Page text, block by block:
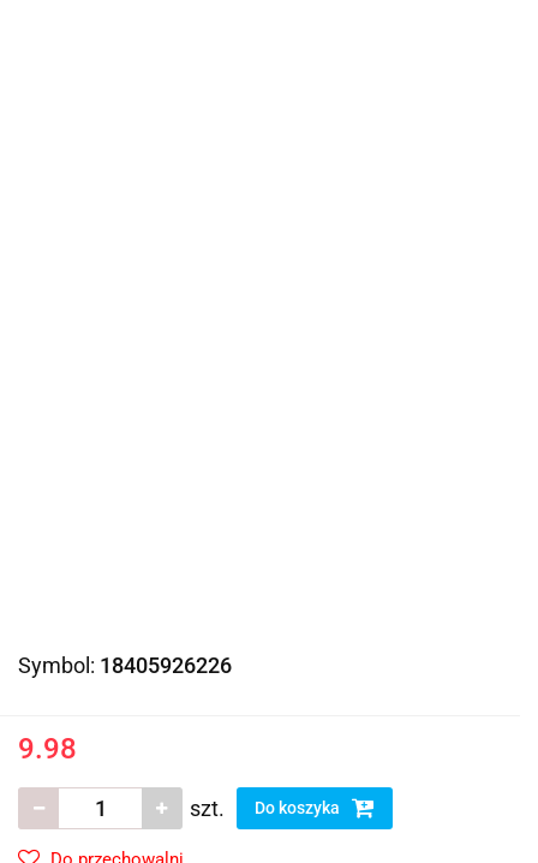
Symbol: 18405926226
9.98
szt. Do koszyka